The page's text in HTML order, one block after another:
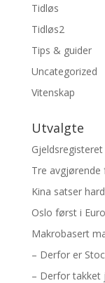
Tidløs
Tidløs2
Tips & guider
Uncategorized
Vitenskap
Utvalgte
Tre
Kina satser
Oslo først i
Makrobasert
– Derfor er
– Derfor takket